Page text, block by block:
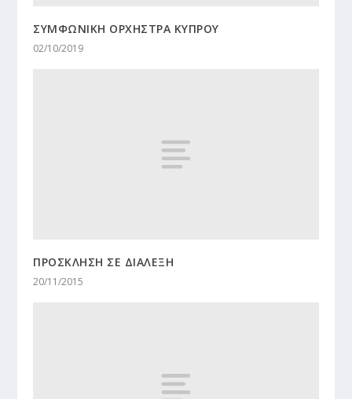
ΣΥΜΦΩΝΙΚΗ ΟΡΧΗΣΤΡΑ ΚΥΠΡΟΥ
02/10/2019
ΠΡΟΣΚΛΗΣΗ ΣΕ ΔΙΑΛΕΞΗ
20/11/2015